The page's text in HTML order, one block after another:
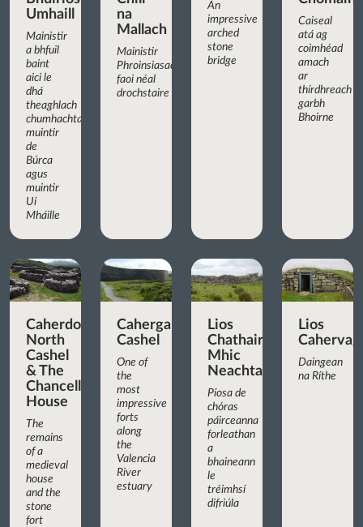
Umhaill
Mainistir
a bhfuil
baint
aici le
dhá
theaghlach
chumhachtacha:
muintir
de
Búrca
agus
muintir
Uí
Mháille
na
Mallach
Mainistir
Phroinsiasach
faoi néal
drochstaire
An
impressive
arched
stone
bridge
Caiseal
atá ag
coimhéad
amach
ar
thírdhreach
garbh
Bhoirne
Caherdorgan
North
Cashel
& The
Chancellor’s
House
The
remains
of a
medieval
house
and the
stone
fort
Cahergall
Cashel
One of
the
most
impressive
forts
along
the
Valencia
River
estuary
Lios
Chathair
Mhic
Neachtain
Píosa de
chóras
páirceanna
forleathan
a
bhaineann
le
tréimhsí
difriúla
Lios
Daingean
na Ríthe